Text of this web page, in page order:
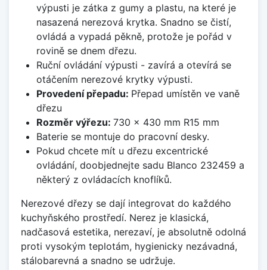
výpusti je zátka z gumy a plastu, na které je
nasazená nerezová krytka. Snadno se čistí,
ovládá a vypadá pěkně, protože je pořád v
rovině se dnem dřezu.
Ruční ovládání výpusti - zavírá a otevírá se
otáčením nerezové krytky výpusti.
Provedení přepadu: Přepad umístěn ve vaně
dřezu
Rozměr výřezu: 730 x 430 mm R15 mm
Baterie se montuje do pracovní desky.
Pokud chcete mít u dřezu excentrické
ovládání, doobjednejte sadu Blanco 232459 a
některý z ovládacích knoflíků.
Nerezové dřezy se dají integrovat do každého
kuchyňského prostředí. Nerez je klasická,
nadčasová estetika, nerezaví, je absolutně odolná
proti vysokým teplotám, hygienicky nezávadná,
stálobarevná a snadno se udržuje.